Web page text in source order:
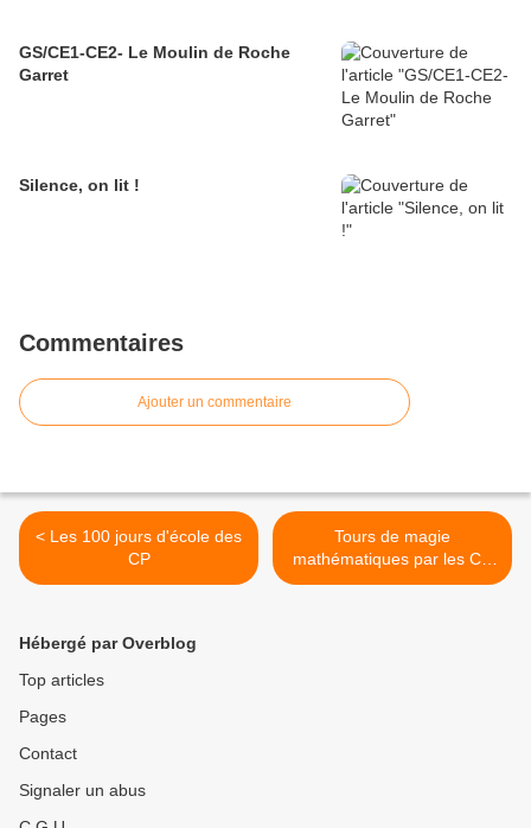
GS/CE1-CE2- Le Moulin de Roche
Garret
Silence, on lit !
Commentaires
Ajouter un commentaire
< Les 100 jours d'école des
CP
Tours de magie
mathématiques par les CP
>
Hébergé par Overblog
Top articles
Pages
Contact
Signaler un abus